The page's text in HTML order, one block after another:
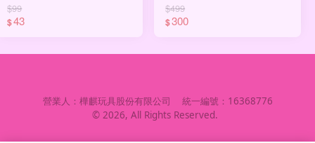
$99
$43
$499
$300
營業人： 樺麒玩具股份有限公司 統一編號： 16368776
© 2026, All Rights Reserved.